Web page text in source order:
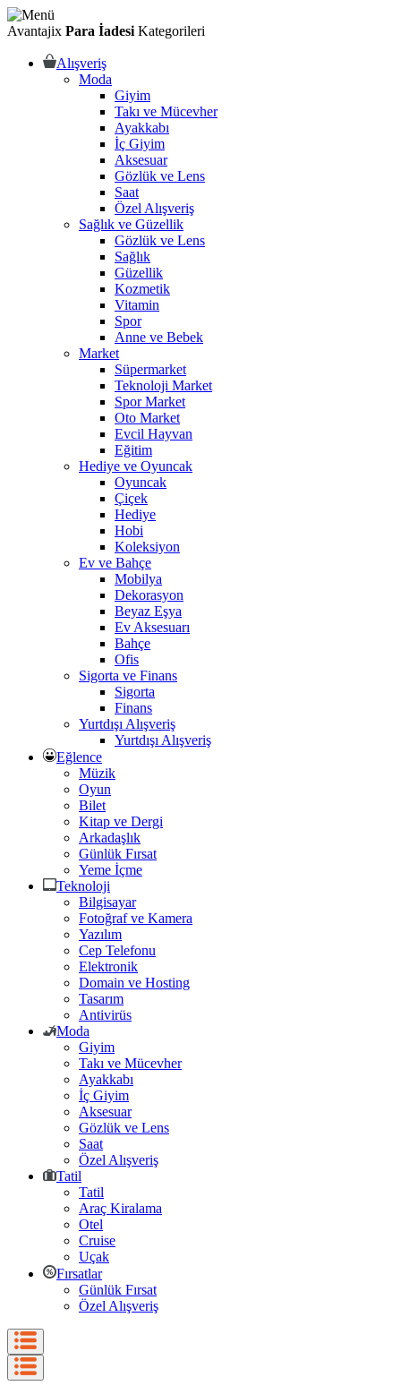
Avantajix Para İadesi Kategorileri
Alışveriş
Moda
Giyim
Takı ve Mücevher
Ayakkabı
İç Giyim
Aksesuar
Gözlük ve Lens
Saat
Özel Alışveriş
Sağlık ve Güzellik
Gözlük ve Lens
Sağlık
Güzellik
Kozmetik
Vitamin
Spor
Anne ve Bebek
Market
Süpermarket
Teknoloji Market
Spor Market
Oto Market
Evcil Hayvan
Eğitim
Hediye ve Oyuncak
Oyuncak
Çiçek
Hediye
Hobi
Koleksiyon
Ev ve Bahçe
Mobilya
Dekorasyon
Beyaz Eşya
Ev Aksesuarı
Bahçe
Ofis
Sigorta ve Finans
Sigorta
Finans
Yurtdışı Alışveriş
Yurtdışı Alışveriş
Eğlence
Müzik
Oyun
Bilet
Kitap ve Dergi
Arkadaşlık
Günlük Fırsat
Yeme İçme
Teknoloji
Bilgisayar
Fotoğraf ve Kamera
Yazılım
Cep Telefonu
Elektronik
Domain ve Hosting
Tasarım
Antivirüs
Moda
Giyim
Takı ve Mücevher
Ayakkabı
İç Giyim
Aksesuar
Gözlük ve Lens
Saat
Özel Alışveriş
Tatil
Tatil
Araç Kiralama
Otel
Cruise
Uçak
Fırsatlar
Günlük Fırsat
Özel Alışveriş